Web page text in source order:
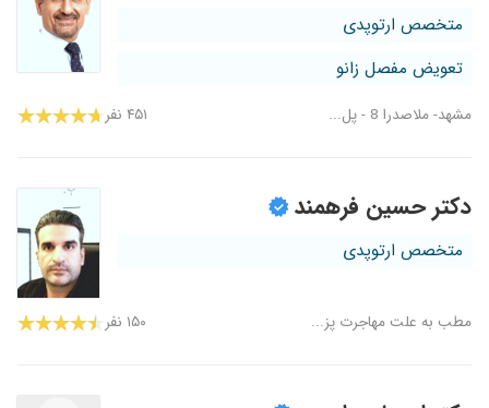
متخصص ارتوپدی
تعویض مفصل زانو
مشهد- ملاصدرا 8 - پل... ۴۵۱ نفر
دکتر حسین فرهمند
متخصص ارتوپدی
مطب به علت مهاجرت پز... ۱۵۰ نفر